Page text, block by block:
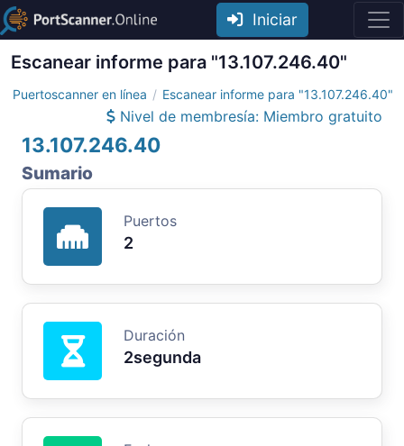
Iniciar
Escanear informe para "13.107.246.40"
Puertoscanner en línea Escanear informe para "13.107.246.40"
Nivel de membresía: Miembro gratuito
13.107.246.40
Sumario
Puertos
2
Duración
2segunda